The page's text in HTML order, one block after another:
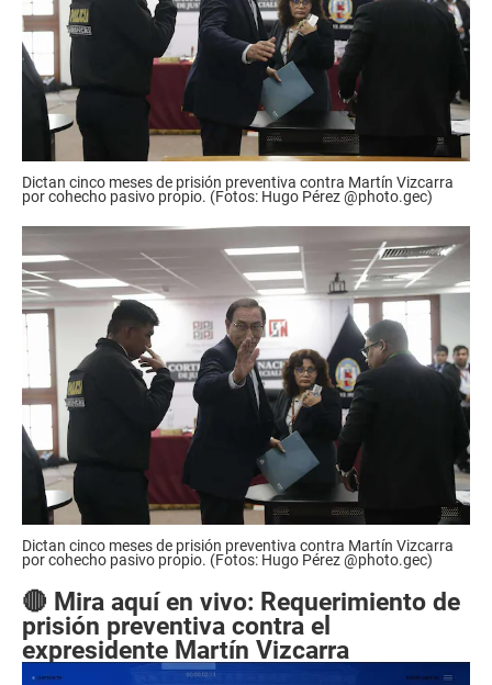
Dictan cinco meses de prisión preventiva contra Martín Vizcarra
por cohecho pasivo propio. (Fotos: Hugo Pérez @photo.gec)
Dictan cinco meses de prisión preventiva contra Martín Vizcarra
por cohecho pasivo propio. (Fotos: Hugo Pérez @photo.gec)
🔴 Mira aquí en vivo: Requerimiento de
prisión preventiva contra el
expresidente Martín Vizcarra